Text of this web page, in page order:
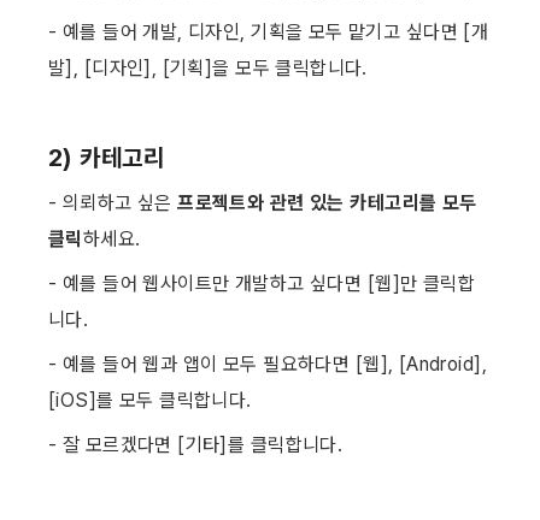
- 예를 들어 개발, 디자인, 기획을 모두 맡기고 싶다면 [개
발], [디자인], [기획]을 모두 클릭합니다. ​
2) 카테고리
- 의뢰하고 싶은 프로젝트와 관련 있는 카테고리를 모두
클릭하세요.
- 예를 들어 웹사이트만 개발하고 싶다면 [웹]만 클릭합
니다.
- 예를 들어 웹과 앱이 모두 필요하다면 [웹], [Android],
[iOS]를 모두 클릭합니다.
- 잘 모르겠다면 [기타]를 클릭합니다. ​